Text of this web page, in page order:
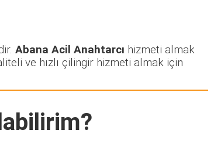
Abana Acil Anahtarcı hizmeti almak
ve hızlı çilingir hizmeti almak için